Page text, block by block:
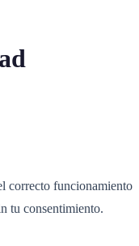
correcto funcionamiento
tu consentimiento.